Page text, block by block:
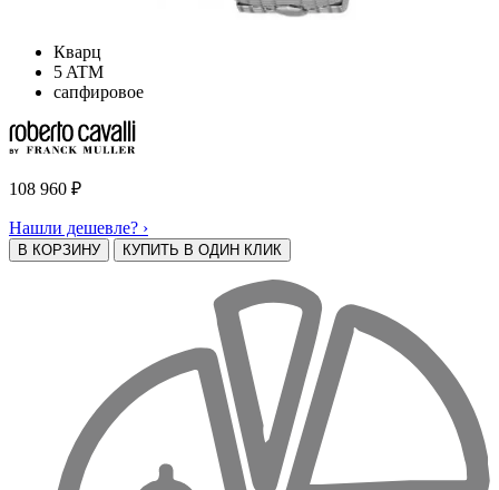
Кварц
5 ATM
сапфировое
108 960 ₽
Нашли дешевле? ›
В КОРЗИНУ КУПИТЬ В ОДИН КЛИК